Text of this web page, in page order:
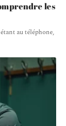
les
au téléphone,